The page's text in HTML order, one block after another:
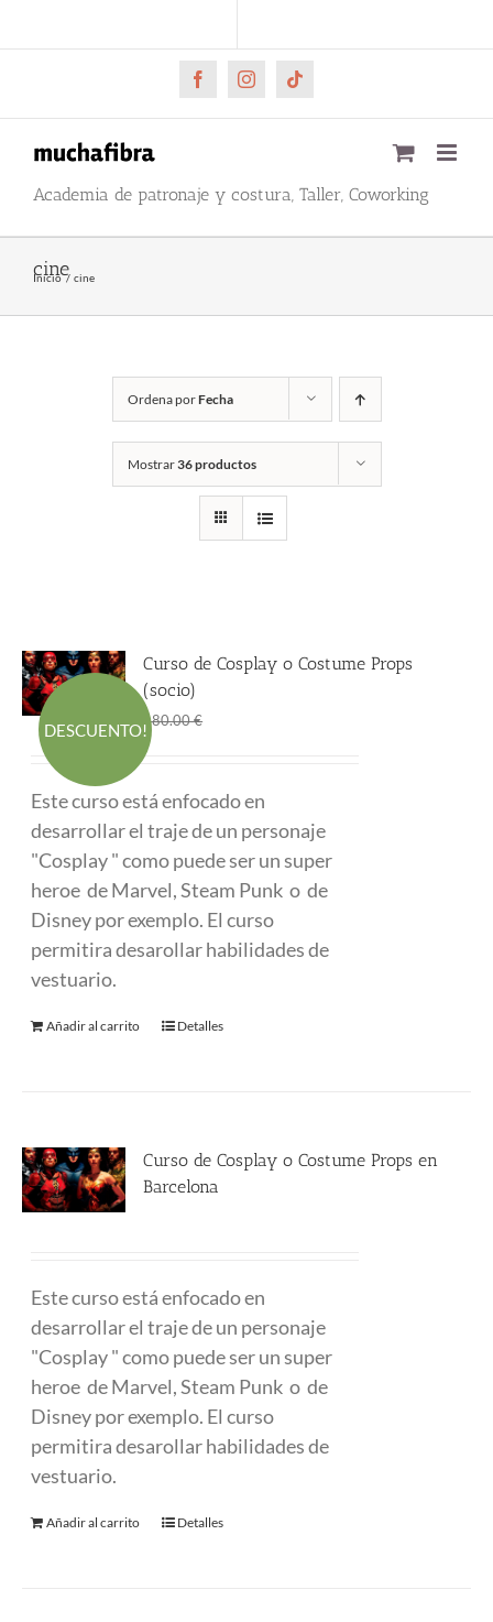
al
FacebookInstagramTiktok
Academia de patronaje y costura, Taller, Coworking
cine
Inicio cine
Ordena porFecha
Mostrar36 productos
DESCUENTO!
Curso de Cosplay o Costume Props
(socio)
480.00€
era:
480.00 €.290.00 €.
Este curso está enfocado en
desarrollar el traje de un personaje
"Cosplay " como puede ser un super
heroe de Marvel, Steam Punk o de
Disney por exemplo. El curso
permitira desarollar habilidades de
vestuario.
Añadir al carrito Detalles
Curso de Cosplay o Costume Props en
Barcelona
Este curso está enfocado en
desarrollar el traje de un personaje
"Cosplay " como puede ser un super
heroe de Marvel, Steam Punk o de
Disney por exemplo. El curso
permitira desarollar habilidades de
vestuario.
Añadir al carrito Detalles